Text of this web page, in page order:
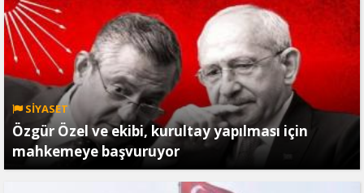
SİYASET
Özgür Özel ve ekibi, kurultay yapılması için
mahkemeye başvuruyor